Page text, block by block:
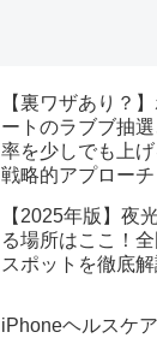
【裏ワザあり？
ートのラブブ抽
率を少しでも上
戦略的アプローチ
【2025年版】夜
る場所はここ！
スポットを徹底解
iPhoneヘルスケ